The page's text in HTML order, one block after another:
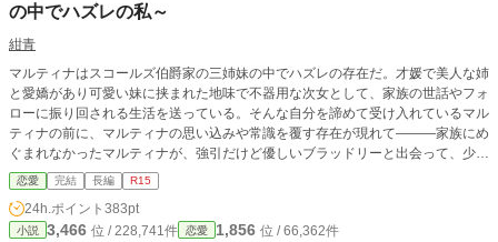
の中でハズレの私～
紺青
マルティナはスコールズ伯爵家の三姉妹の中でハズレの存在だ。才媛で美人な姉
と愛嬌があり可愛い妹に挟まれた地味で不器用な次女として、家族の世話やフォ
ローに振り回される生活を送っている。そんな自分を諦めて受け入れているマル
ティナの前に、マルティナの思い込みや常識を覆す存在が現れて―――家族にめ
ぐまれなかったマルティナが、強引だけど優しいブラッドリーと出会って、少し
ずつ成長し、別離を経て、再生していく物語。 ※三章まで上げて落とされる鬱
展開続きます。 ※因果応報はありますが、痛快爽快なざまぁはありません。 ※
なろうにも掲載しています。
恋愛 完結 長編 R15
24h.ポイント 383pt
小説 3,466 位 / 228,741件 恋愛 1,856 位 / 66,362件